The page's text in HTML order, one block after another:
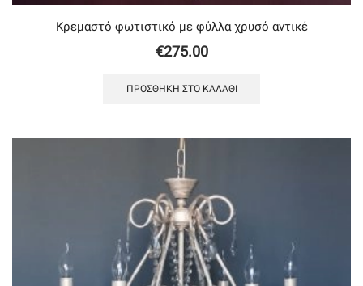
Κρεμαστό φωτιστικό με φύλλα χρυσό αντικέ
€275.00
ΠΡΟΣΘΉΚΗ ΣΤΟ ΚΑΛΆΘΙ